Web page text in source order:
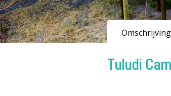
Omschrijving
Tuludi